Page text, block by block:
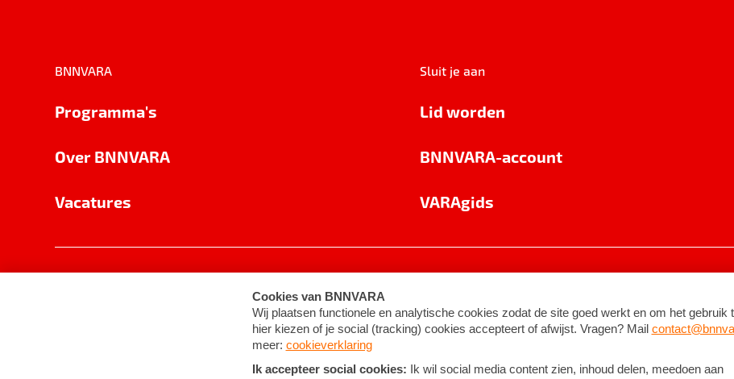
BNNVARA
Programma's
Over BNNVARA
Vacatures
Sluit je aan
Lid worden
BNNVARA-account
VARAgids
Cookie-instellingen Algemene voorwaarden ©2026BNNVARA